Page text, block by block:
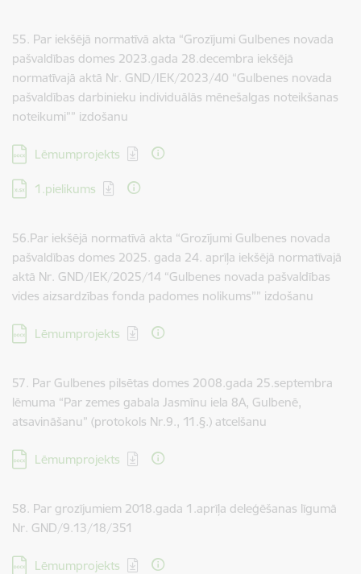
55. Par iekšējā normatīvā akta “Grozījumi Gulbenes novada
pašvaldības domes 2023.gada 28.decembra iekšējā
normatīvajā aktā Nr. GND/IEK/2023/40 “Gulbenes novada
pašvaldības darbinieku individuālās mēnešalgas noteikšanas
noteikumi”” izdošanu
Lejupielādēt:
Lēmumprojekts
Lejupielādēt:
1.pielikums
56.Par iekšējā normatīvā akta “Grozījumi Gulbenes novada
pašvaldības domes 2025. gada 24. aprīļa iekšējā normatīvajā
aktā Nr. GND/IEK/2025/14 “Gulbenes novada pašvaldības
vides aizsardzības fonda padomes nolikums”” izdošanu
Lejupielādēt:
Lēmumprojekts
57. Par Gulbenes pilsētas domes 2008.gada 25.septembra
lēmuma “Par zemes gabala Jasmīnu iela 8A, Gulbenē,
atsavināšanu” (protokols Nr.9., 11.§.) atcelšanu
Lejupielādēt:
Lēmumprojekts
58. Par grozījumiem 2018.gada 1.aprīļa deleģēšanas līgumā
Nr. GND/9.13/18/351
Lejupielādēt:
Lēmumprojekts